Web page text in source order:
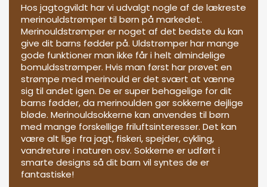
Hos jagtogvildt har vi udvalgt nogle af de lækreste
merinouldstrømper til børn på markedet.
Merinouldstrømper er noget af det bedste du kan
give dit barns fødder på. Uldstrømper har mange
gode funktioner man ikke får i helt almindelige
bomuldsstrømper. Hvis man først har prøvet en
strømpe med merinould er det svært at vænne
sig til andet igen. De er super behagelige for dit
barns fødder, da merinoulden gør sokkerne dejlige
bløde. Merinouldsokkerne kan anvendes til børn
med mange forskellige friluftsinteresser. Det kan
være alt lige fra jagt, fiskeri, spejder, cykling,
vandreture i naturen osv. Sokkerne er udført i
smarte designs så dit barn vil syntes de er
fantastiske!